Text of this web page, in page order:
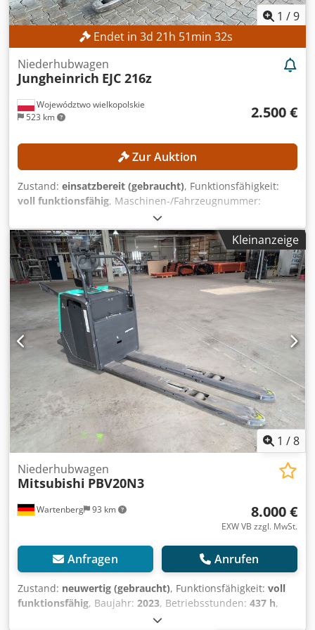
Lenkräder, Quick Lift (Schnellhubfunktion), Profi
Ausführung für große Beanspruchung, abschmierbar,
stabile Bauweise
1 /9
Endet in 3d 21h 51min 30s
Województwo wielkopolskie
523 km
Niederhubwagen
Jungheinrich EJC 216z
2.500 €
Zur Auktion
Zustand: einsatzbereit (gebraucht), Funktionsfähigkeit:
voll funktionsfähig, Maschinen-/Fahrzeugnummer:
, Betriebsstunden:
Hubhöhe:2.800 mm, Bauhöhe:1.950 mm, Kein
Mindestpreis - garantierter Verkauf zum höchsten Gebot!
TECHNISCHE DETAILS Hubhöhe: 2.800 mm Bauhöhe: 1.950
mm MASCHINEN-DETAILS Mastart: Standardmast
Dcjdszrlw Aopfx Ag Hek Batterietyp: Lithium-Ionen-Batterie
Betriebsstunden: 560 h AUSSTATTUNG Initialhub
Ladegerät Externe Referenz: SL1145SP
Kleinanzeige
1 /8
Wartenberg 93 km
Niederhubwagen
Mitsubishi PBV20N3
8.000 €
EXW VB zzgl. MwSt.
Anfragen Anrufen
Zustand: neuwertig (gebraucht), Funktionsfähigkeit: voll
funktionsfähig, Baujahr: 2023, Betriebsstunden: 437 h,
, Mitsubishi PBV20N3 Elektro-